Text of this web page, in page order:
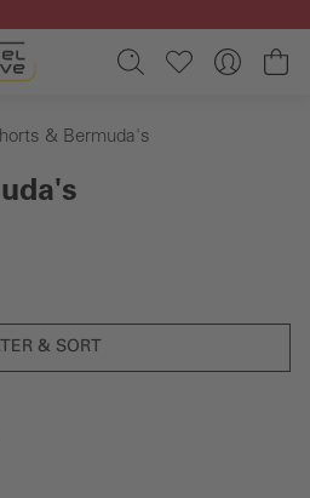
& Bermuda's
& SORT